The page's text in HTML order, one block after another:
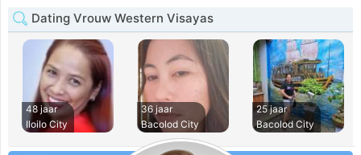
Dating Vrouw Western Visayas
48 jaar
Iloilo City
36 jaar
Bacolod City
25 jaar
Bacolod City